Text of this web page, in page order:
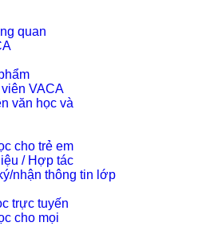
quan
VACA
văn học và
cho trẻ em
/ Hợp tác
nhận thông tin lớp
trực tuyến
cho mọi